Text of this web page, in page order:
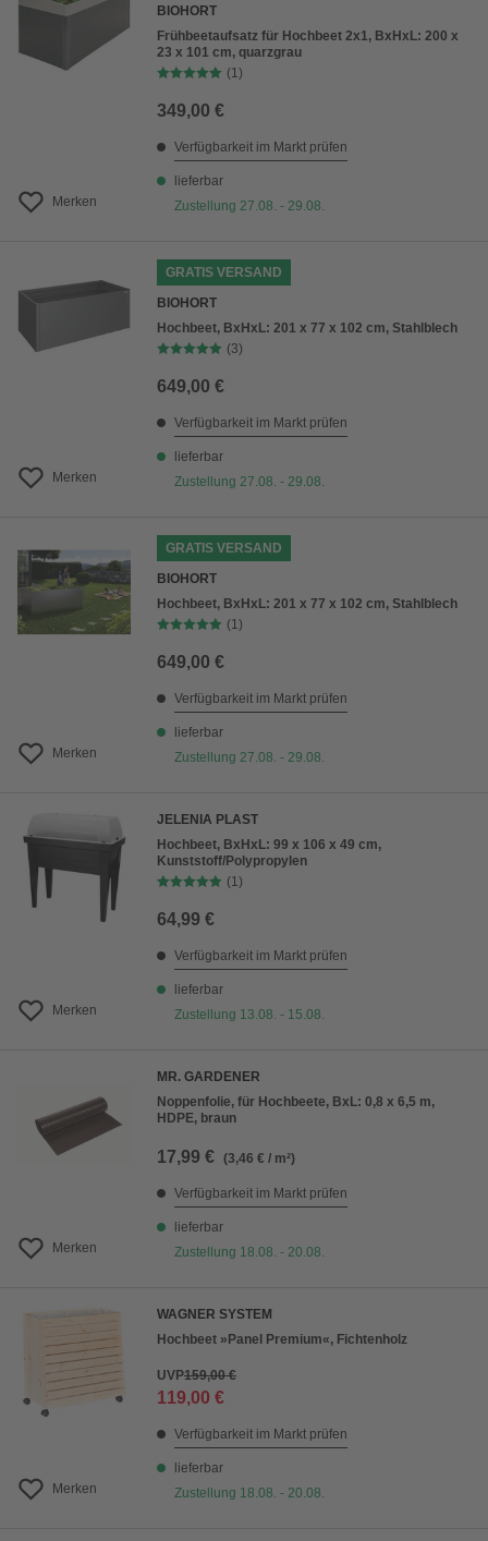
Merken
BIOHORT
Frühbeetaufsatz für Hochbeet 2x1, BxHxL: 200 x
23 x 101 cm, quarzgrau
(1)
349,00 €
Verfügbarkeit im Markt prüfen
lieferbar
Zustellung 27.08. - 29.08.
Merken
GRATIS VERSAND
BIOHORT
Hochbeet, BxHxL: 201 x 77 x 102 cm, Stahlblech
(3)
649,00 €
Verfügbarkeit im Markt prüfen
lieferbar
Zustellung 27.08. - 29.08.
Merken
GRATIS VERSAND
BIOHORT
Hochbeet, BxHxL: 201 x 77 x 102 cm, Stahlblech
(1)
649,00 €
Verfügbarkeit im Markt prüfen
lieferbar
Zustellung 27.08. - 29.08.
Merken
JELENIA PLAST
Hochbeet, BxHxL: 99 x 106 x 49 cm,
Kunststoff/Polypropylen
(1)
64,99 €
Verfügbarkeit im Markt prüfen
lieferbar
Zustellung 13.08. - 15.08.
Merken
MR. GARDENER
Noppenfolie, für Hochbeete, BxL: 0,8 x 6,5 m,
HDPE, braun
17,99 € (3,46 € / m²)
Verfügbarkeit im Markt prüfen
lieferbar
Zustellung 18.08. - 20.08.
Merken
WAGNER SYSTEM
Hochbeet »Panel Premium«, Fichtenholz
UVP159,00 €
119,00 €
Verfügbarkeit im Markt prüfen
lieferbar
Zustellung 18.08. - 20.08.